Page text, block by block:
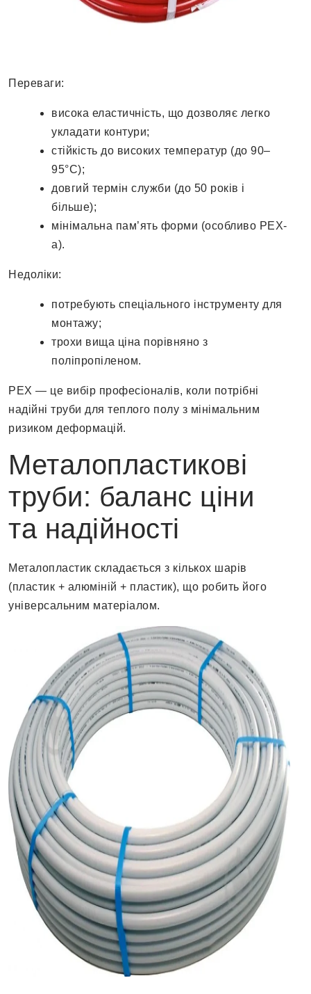
Переваги:
висока еластичність, що дозволяє легко
укладати контури;
стійкість до високих температур (до 90–
95°C);
довгий термін служби (до 50 років і
більше);
мінімальна пам’ять форми (особливо PEX-
a).
Недоліки:
потребують спеціального інструменту для
монтажу;
трохи вища ціна порівняно з
поліпропіленом.
PEX — це вибір професіоналів, коли потрібні
надійні труби для теплого полу з мінімальним
ризиком деформацій.
Металопластикові
труби: баланс ціни
та надійності
Металопластик складається з кількох шарів
(пластик + алюміній + пластик), що робить його
універсальним матеріалом.